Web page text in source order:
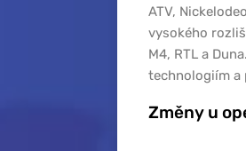
ATV,
vysokého
M4, RTL a
technologiím a
Změny u